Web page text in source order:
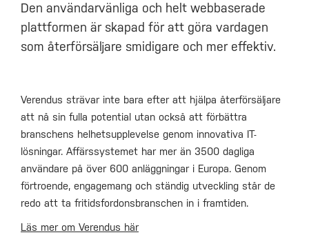
Den användarvänliga och helt webbaserade
plattformen är skapad för att göra vardagen
som återförsäljare smidigare och mer effektiv.
Verendus strävar inte bara efter att hjälpa återförsäljare
att nå sin fulla potential utan också att förbättra
branschens helhetsupplevelse genom innovativa IT-
lösningar. Affärssystemet har mer än 3500 dagliga
användare på över 600 anläggningar i Europa. Genom
förtroende, engagemang och ständig utveckling står de
redo att ta fritidsfordonsbranschen in i framtiden.
Läs mer om Verendus här